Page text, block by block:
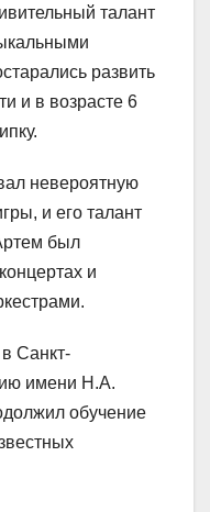
талант
развить
и в возрасте 6
невероятную
и его талант
был
и
Санкт-
имени Н.А.
обучение